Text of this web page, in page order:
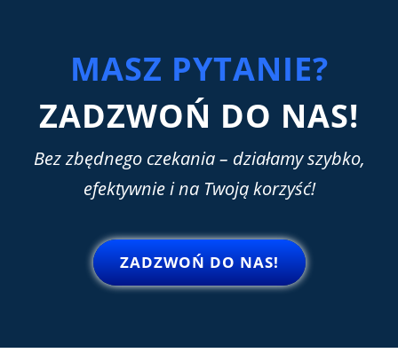
MASZ PYTANIE?
ZADZWOŃ DO NAS!
Bezzbędnegoczekania– działamy szybko,
efektywnie i na Twoją korzyść!
ZADZWOŃ DO NAS!